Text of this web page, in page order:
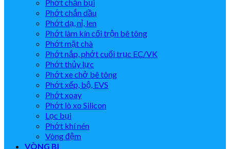
Phớt chắn bụi
Phớt chắn dầu
Phớt dạ, nỉ, len
Phớt làm kín cối trộn bê tông
Phớt mặt chà
Phớt nắp, phớt cuối trục EC/VK
Phớt thủy lực
Phớt xe chở bê tông
Phớt xếp, bộ, EVS
Phớt xoay
Phớt lò xo Silicon
Lọc bụi
Phớt khí nén
Vòng đệm
VÒNG BI